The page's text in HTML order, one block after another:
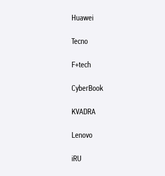
Huawei
Tecno
F+tech
CyberBook
KVADRA
Lenovo
iRU